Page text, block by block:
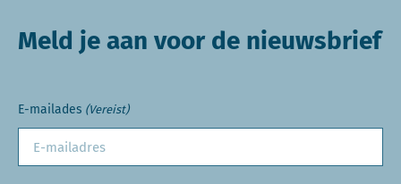
Meld je aan voor de nieuwsbrief
E-mailades (Vereist)